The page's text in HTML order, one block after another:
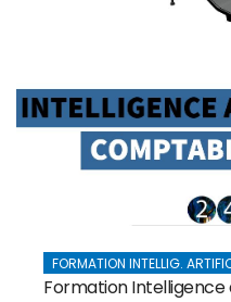
FORMATION INTELLIG.
Formation